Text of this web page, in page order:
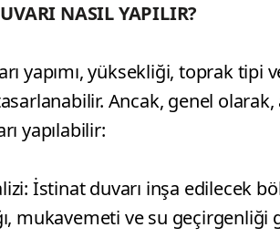
NASIL YAPILIR?
yapımı, yüksekliği, toprak tipi
Ancak, genel
yapılabilir:
İstinat duvarı inşa edilecek
mukavemeti ve su